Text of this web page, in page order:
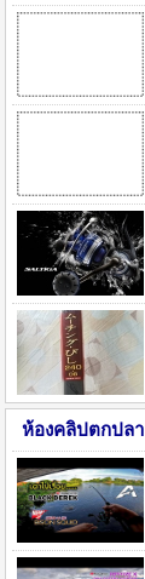
ห้องคลิปตกปลา